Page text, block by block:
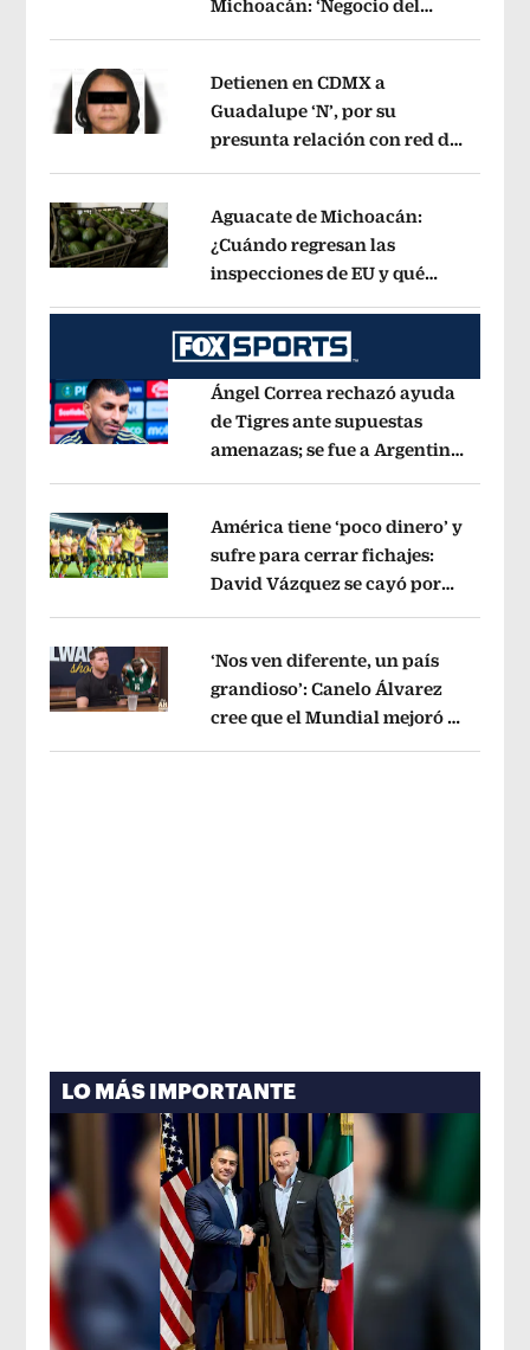
Opens in new windowMichoacán: ‘Negocio del
Opens in new window
Detienen en CDMX a
Guadalupe ‘N’, por su
presunta relación con red de
Opens in new window
Aguacate de Michoacán:
¿Cuándo regresan las
inspecciones de EU y qué
Opens in new window
Ángel Correa rechazó ayuda
de Tigres ante supuestas
amenazas; se fue a Argentina
Opens in new window
América tiene ‘poco dinero’ y
sufre para cerrar fichajes:
David Vázquez se cayó por
Opens in new window
‘Nos ven diferente, un país
grandioso’: Canelo Álvarez
cree que el Mundial mejoró la
LO MÁS IMPORTANTE